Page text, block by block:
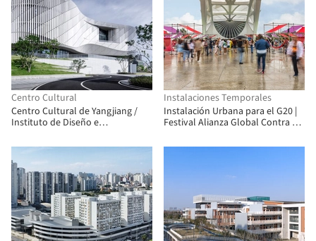
Centro Cultural
Centro Cultural de Yangjiang /
Instituto de Diseño e
la SCUT + Yifang Design Group
Instalaciones Temporales
Instalación Urbana para el G20 |
Festival Alianza Global Contra el
Chão